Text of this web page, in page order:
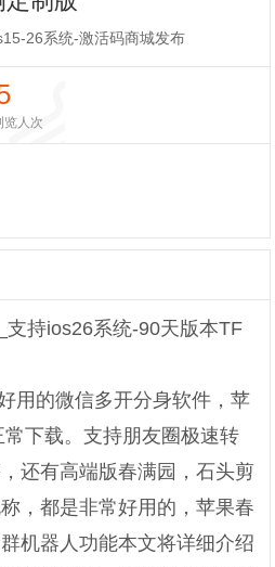
26系统-激活码商城发布
览人次
支持ios26系统-90天版本TF
用的微信多开分身软件，苹
下载。支持朋友圈极速转
还有高端版春满园，石头剪
，都是非常好用的，苹果春
机器人功能本文将详细介绍